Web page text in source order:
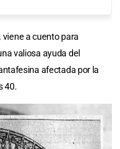
a cuento para
valiosa ayuda del
afectada por la
40.